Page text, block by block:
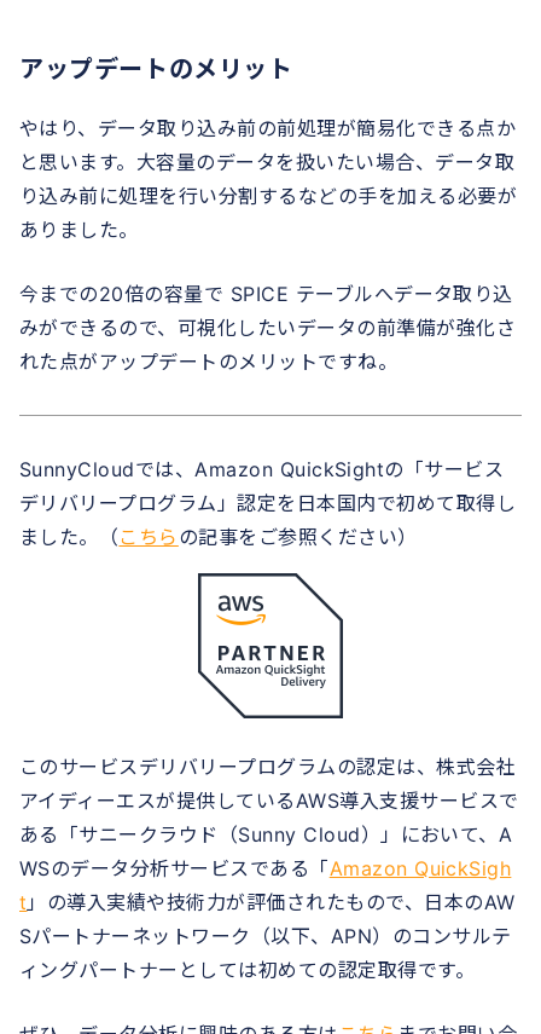
アップデートのメリット
やはり、データ取り込み前の前処理が簡易化できる点か
と思います。大容量のデータを扱いたい場合、データ取
り込み前に処理を行い分割するなどの手を加える必要が
ありました。
今までの20倍の容量で SPICE テーブルへデータ取り込
みができるので、可視化したいデータの前準備が強化さ
れた点がアップデートのメリットですね。
SunnyCloudでは、Amazon QuickSightの「サービス
デリバリープログラム」認定を日本国内で初めて取得し
ました。（こちら の記事をご参照ください）
このサービスデリバリープログラムの認定は、株式会社
アイディーエスが提供しているAWS導入支援サービスで
ある「サニークラウド（Sunny Cloud）」において、A
WSのデータ分析サービスである「Amazon QuickSigh
t 」の導入実績や技術力が評価されたもので、日本のAW
Sパートナーネットワーク（以下、APN）のコンサルテ
ィングパートナーとしては初めての認定取得です。